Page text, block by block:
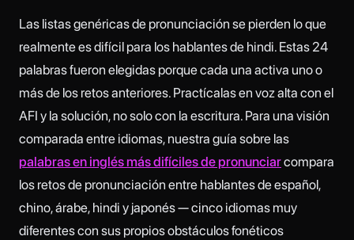
Las listas genéricas de pronunciación se pierden lo que
realmente es difícil para los hablantes de hindi. Estas 24
palabras fueron elegidas porque cada una activa uno o
más de los retos anteriores. Practícalas en voz alta con el
AFI y la solución, no solo con la escritura. Para una visión
comparada entre idiomas, nuestra guía sobre las
palabras en inglés más difíciles de pronunciarcompara
los retos de pronunciación entre hablantes de español,
chino, árabe, hindi y japonés — cinco idiomas muy
diferentes con sus propios obstáculos fonéticos